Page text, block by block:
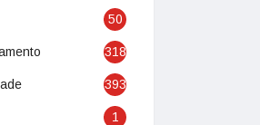
50
318
393
1